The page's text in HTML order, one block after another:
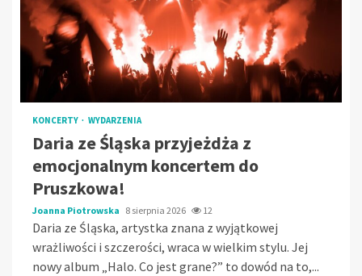
KONCERTY WYDARZENIA
Daria ze Śląska przyjeżdża z
emocjonalnym koncertem do
Pruszkowa!
Joanna Piotrowska 8 sierpnia 2026 12
Daria ze Śląska, artystka znana z wyjątkowej
wrażliwości i szczerości, wraca w wielkim stylu. Jej
nowy album „Halo. Co jest grane?” to dowód na to,...